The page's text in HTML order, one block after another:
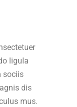
ligula
sociis
dis
mus.